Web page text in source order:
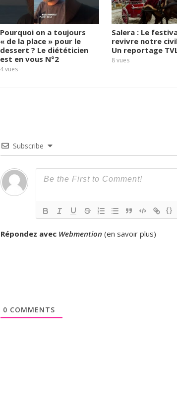
Pourquoi on a toujours
« de la place » pour le
dessert ? Le diététicien
est en vous N°2
4vues
Salera : Le
revivre notre
Un reportage
8vues
Subscribe
{}
Répondez avec Webmention (en savoir plus)
0 COMMENTS